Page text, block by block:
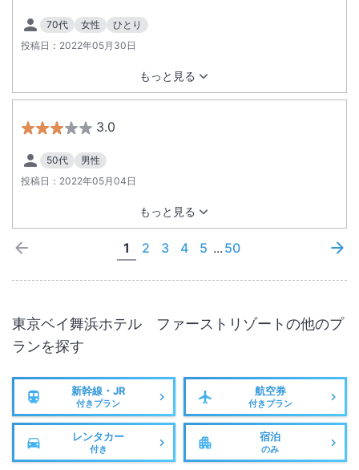
70代 女性
ひとり
投稿日： 2022年05月30日
もっと見る
3.0
50代
男性
投稿日： 2022年05月04日
もっと見る
1 2 3 4 5 ... 50
東京ベイ舞浜ホテル ファーストリゾートの他のプ
ランを探す
新幹線・JR
付きプラン
航空券
付きプラン
レンタカー
付き
宿泊
のみ